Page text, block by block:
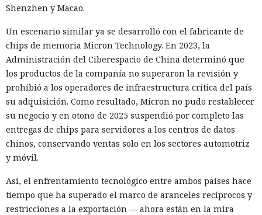
Shenzhen y Macao.
Un escenario similar ya se desarrolló con el fabricante de
chips de memoria Micron Technology. En 2023, la
Administración del Ciberespacio de China determinó que
los productos de la compañía no superaron la revisión y
prohibió a los operadores de infraestructura crítica del país
su adquisición. Como resultado, Micron no pudo restablecer
su negocio y en otoño de 2025 suspendió por completo las
entregas de chips para servidores a los centros de datos
chinos, conservando ventas solo en los sectores automotriz
y móvil.
Así, el enfrentamiento tecnológico entre ambos países hace
tiempo que ha superado el marco de aranceles recíprocos y
restricciones a la exportación — ahora están en la mira